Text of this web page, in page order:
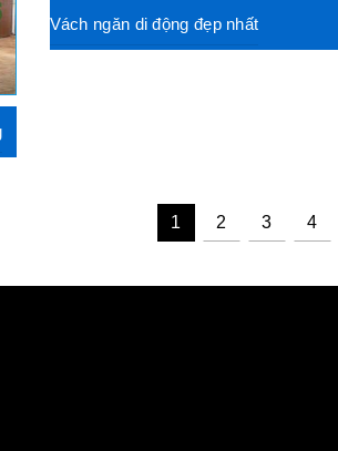
Vách ngăn di động đẹp nhất
1 2 3 4